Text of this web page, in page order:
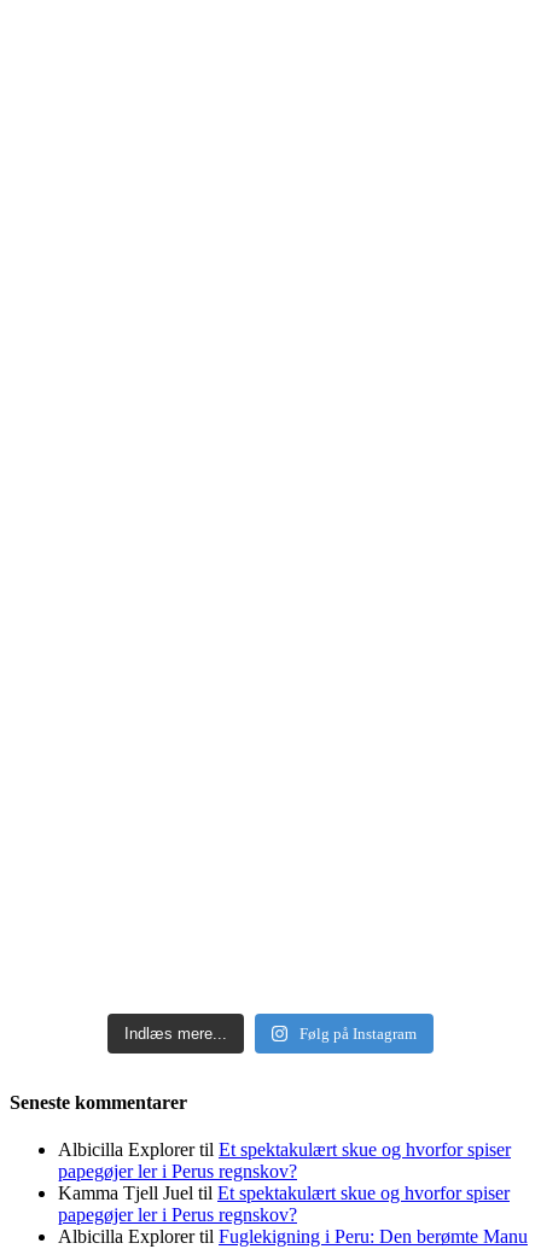
Indlæs mere... Følg på Instagram
Seneste kommentarer
Albicilla Explorertil Et spektakulært skue og hvorfor spiser
papegøjer ler i Perus regnskov?
Kamma Tjell Juel til Et spektakulært skue og hvorfor spiser
papegøjer ler i Perus regnskov?
Albicilla Explorertil Fuglekigning i Peru: Den berømte Manu